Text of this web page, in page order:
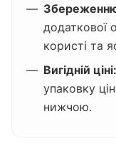
додаткової
користі та
Вигідній ціні:
упаковку
нижчою.